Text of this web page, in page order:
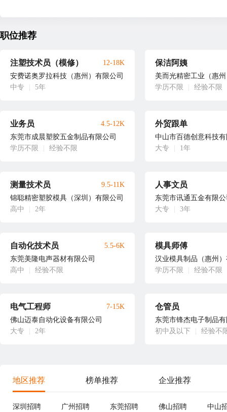
职位推荐
注塑技术员（模修）
安费诺奥罗拉科技（惠州）有限公司
中专
5年
12-18K 保洁阿姨
美而光精密工业（惠
学历不限
经验不限
业务员
东莞市成晨塑胶五金制品有限公司
学历不限
经验不限
4.5-12K 外贸跟单
中山市百德创意科技
大专
1年
测量技术员
锦聪精密塑胶模具（深圳）有限公司
高中
2年
9.5-11K 人事文员
东莞市讯通五金有限
大专
3年
自动化技术员
东莞美隆电声器材有限公司
高中
经验不限
5.5-6K 模具师傅
汉业模具制品（惠州
学历不限
经验不限
电气工程师
佛山迈泰自动化设备有限公司
大专
2年
7-15K 仓管员
东莞市锋杰电子制品
初中及以下
经验不
地区推荐 榜单推荐 企业推荐
深圳招聘 广州招聘 东莞招聘 佛山招聘 中山